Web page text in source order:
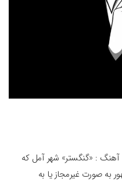
آهنگ : «گنگستر» شهر آمل که
به صورت غیرمجاز یا به